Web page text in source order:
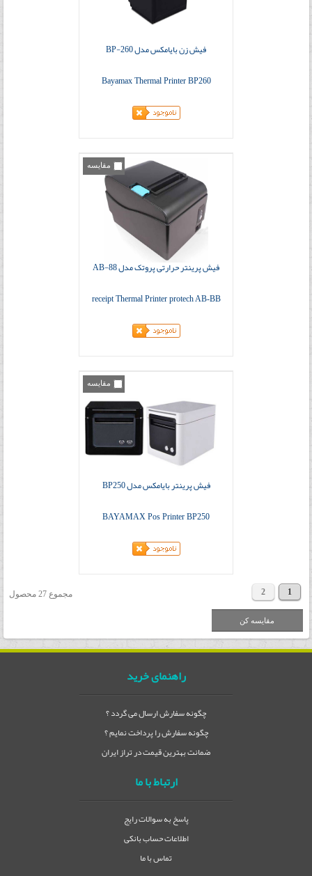
فیش زن بایامکس مدل BP-260
Bayamax Thermal Printer BP260
مقایسه
فیش پرینتر حرارتی پروتک مدل AB-88
receipt Thermal Printer protech AB-BB
مقایسه
فیش پرینتر بایامکس مدل BP250
BAYAMAX Pos Printer BP250
1
2 مجموع 27 محصول
راهنمای خرید
چگونه سفارش ارسال می گردد ؟
چگونه سفارش را پرداخت نمایم ؟
ضمانت بهترین قیمت در تراز ایران
ارتباط با ما
پاسخ به سوالات رایج
اطلاعات حساب بانکی
تماس با ما